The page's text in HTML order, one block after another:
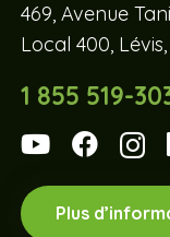
469, Avenue
Local 400, Lévis,
1 855 519-
Plus